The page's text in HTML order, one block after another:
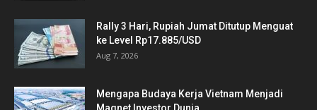
Rally 3 Hari, Rupiah Jumat Ditutup Menguat
ke Level Rp17.885/USD
Aug 7, 2026
Mengapa Budaya Kerja Vietnam Menjadi